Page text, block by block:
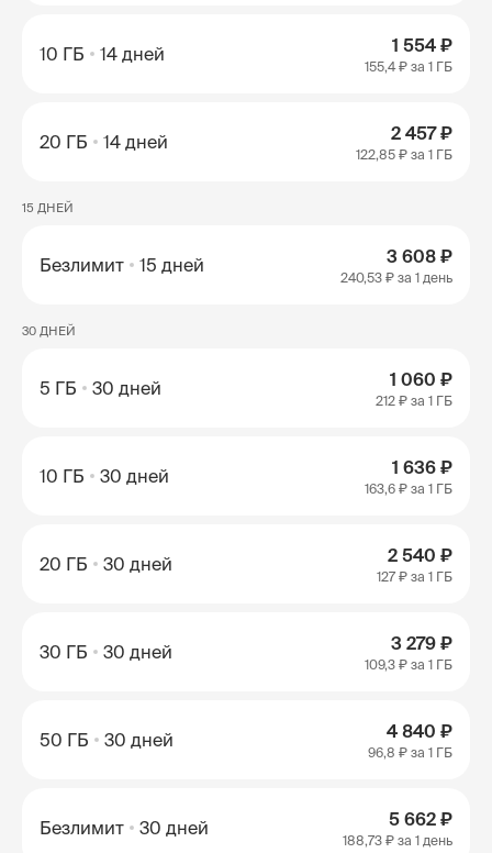
10 ГБ 14 дней 1 554 ₽
155,4 ₽ за 1 ГБ
20 ГБ 14 дней 2 457 ₽
122,85 ₽ за 1 ГБ
15 ДНЕЙ
Безлимит 15 дней 3 608 ₽
240,53 ₽ за 1 день
30 ДНЕЙ
5 ГБ 30 дней 1 060 ₽
212 ₽ за 1 ГБ
10 ГБ 30 дней 1 636 ₽
163,6 ₽ за 1 ГБ
20 ГБ 30 дней 2 540 ₽
127 ₽ за 1 ГБ
30 ГБ 30 дней 3 279 ₽
109,3 ₽ за 1 ГБ
50 ГБ 30 дней 4 840 ₽
96,8 ₽ за 1 ГБ
Безлимит 30 дней 5 662 ₽
188,73 ₽ за 1 день